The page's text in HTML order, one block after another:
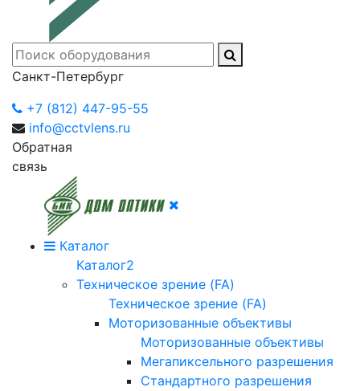
Санкт-Петербург
+7 (812) 447-95-55
info@cctvlens.ru
Обратная
связь
Каталог
Каталог2
Техническое зрение (FA)
Техническое зрение (FA)
Моторизованные объективы
Моторизованные объективы
Мегапиксельного разрешения
Стандартного разрешения